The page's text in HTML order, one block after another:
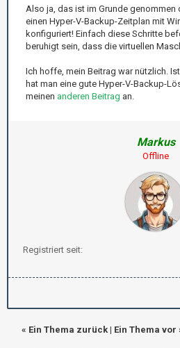
Also ja, das ist im Grunde genommen
einen Hyper-V-Backup-Zeitplan mit
konfiguriert! Einfach diese Schritte
beruhigt sein, dass die virtuellen
Ich hoffe, mein Beitrag war nützlich.
hat man eine gute Hyper-V-Backup-
meinen anderen Beitrag an.
Markus
Offline
Registriert seit:
« Ein Thema zurück | Ein Thema vor